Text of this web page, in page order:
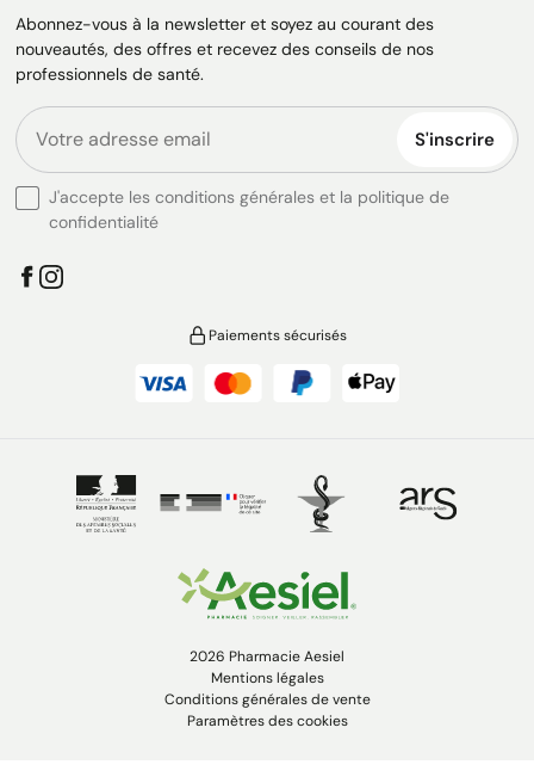
Abonnez-vous à la newsletter et soyez au courant des
nouveautés, des offres et recevez des conseils de nos
professionnels de santé.
S'inscrire
J'accepte les conditions générales et la politique de
confidentialité
Paiements sécurisés
2026 Pharmacie Aesiel
Mentions légales
Conditions générales de vente
Paramètres des cookies